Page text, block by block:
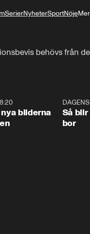
SerierNyheterSportNöjeMer
behövs från
bilderna
Så
bor